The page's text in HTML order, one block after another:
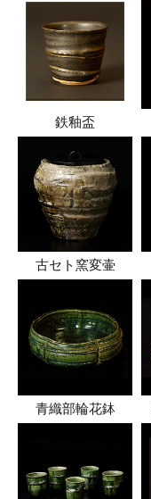
鉄釉盃
古セト窯変壷
青織部輪花鉢